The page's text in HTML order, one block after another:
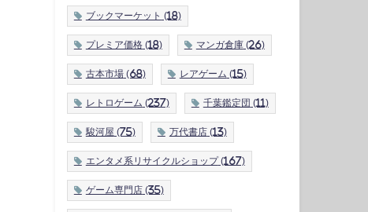
ブックマーケット (18)
プレミア価格(18) マンガ倉庫 (26)
古本市場(68) レアゲーム (15)
レトロゲーム (237) 千葉鑑定団 (11)
駿河屋 (75) 万代書店 (13)
エンタメ系リサイクルショップ(167)
ゲーム専門店 (35)